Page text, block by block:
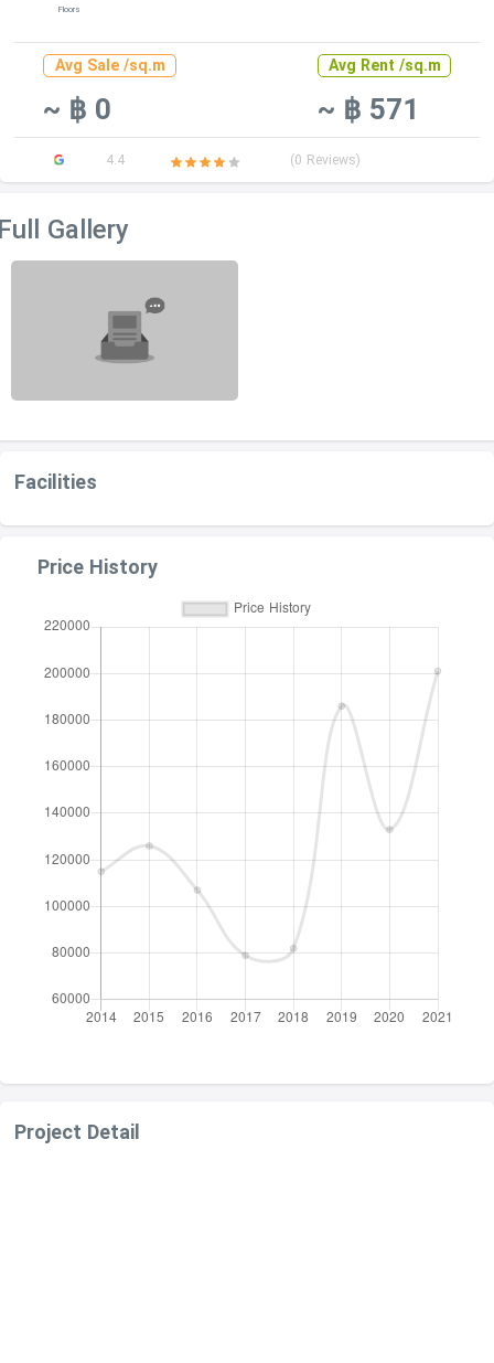
Floors
Avg Sale /sq.m
~ ฿ 0
Avg Rent /sq.m
~ ฿ 571
4.4 (0 Reviews)
Gallery
Facilities
Price History
Project Detail